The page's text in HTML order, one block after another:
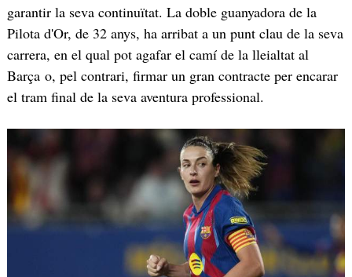
garantir la seva continuïtat. La doble guanyadora de la
Pilota d'Or, de 32 anys, ha arribat a un punt clau de la seva
carrera, en el qual pot agafar el camí de la lleialtat al
Barça o, pel contrari, firmar un gran contracte per encarar
el tram final de la seva aventura professional.